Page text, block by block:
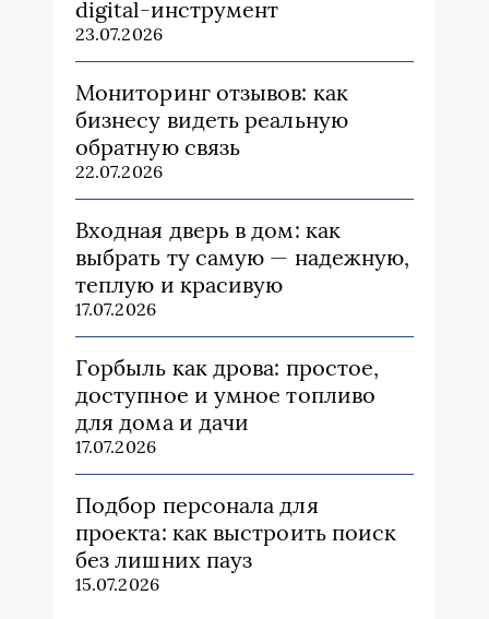
digital-инструмент
23.07.2026
Мониторинг отзывов: как
бизнесу видеть реальную
обратную связь
22.07.2026
Входная дверь в дом: как
выбрать ту самую — надежную,
теплую и красивую
17.07.2026
Горбыль как дрова: простое,
доступное и умное топливо
для дома и дачи
17.07.2026
Подбор персонала для
проекта: как выстроить поиск
без лишних пауз
15.07.2026